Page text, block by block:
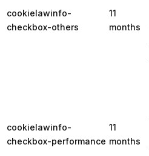
cookielawinfo-
checkbox-others
11
months
cookielawinfo-
checkbox-performance
11
months